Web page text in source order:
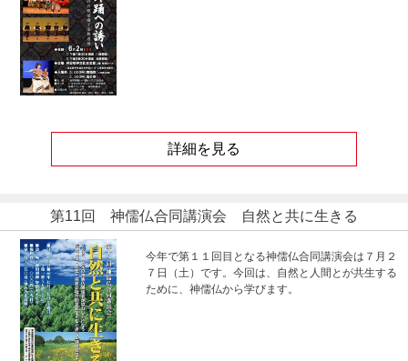
詳細を見る
第11回 神儒仏合同講演会 自然と共に生きる
今年で第１１回目となる神儒仏合同講演会は７月２
７日（土）です。今回は、自然と人間とが共生する
ために、神儒仏から学びます。